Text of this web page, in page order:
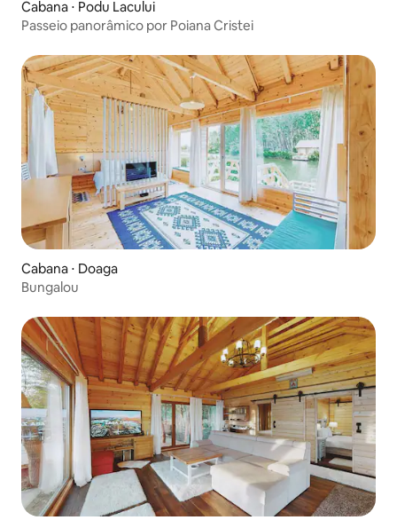
Cabana ⋅ Podu Lacului
Passeio panorâmico por Poiana Cristei
Cabana ⋅ Doaga
Bungalou